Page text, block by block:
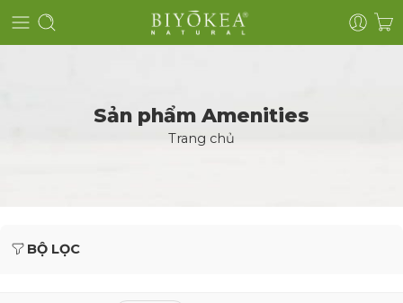
Sản phẩm Amenities
Trang chủ
BỘ LỌC